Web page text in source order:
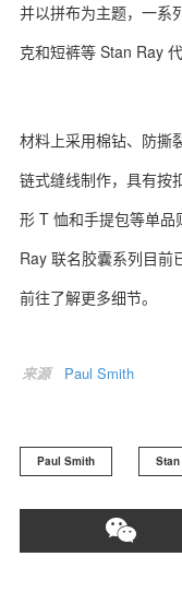
并以拼布为主题，一系
克和短裤等 Stan Ray 代
材料上采用棉钻、防撕
链式缝线制作，具有按
形 T 恤和手提包等单
Ray 联名胶囊系列目前
前往了解更多细节。
来源 Paul Smith
Paul Smith